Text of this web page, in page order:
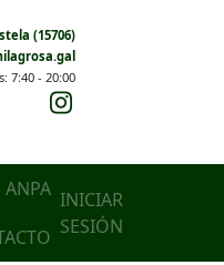
(15706)
7:40 - 20:00
ANPA User
account
INICIAR
SESIÓN